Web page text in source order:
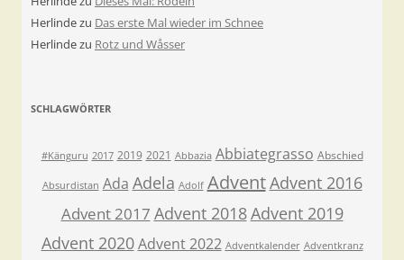
Herlindezu Das erste Mal wieder im Schnee
Herlindezu Rotz und Wåsser
SCHLAGWÖRTER
#Känguru 2017 2019 2021 Abbazia Abbiategrasso Abschied
Absurdistan Ada Adela Adolf AdventAdvent 2016
Advent 2017 Advent 2018Advent 2019
Advent 2020 Advent 2022 Adventkalender Adventkranz